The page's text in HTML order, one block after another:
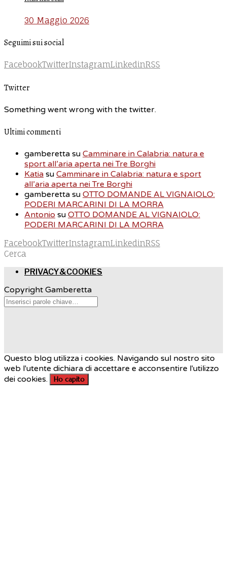
30 Maggio 2026
Seguimi sui social
FacebookTwitterInstagramLinkedinRSS
Twitter
Something went wrong with the twitter.
Ultimi commenti
gamberetta su Camminare in Calabria: natura e
sport all’aria aperta nei Tre Borghi
Katia su Camminare in Calabria: natura e sport
all’aria aperta nei Tre Borghi
gamberetta su OTTO DOMANDE AL VIGNAIOLO:
PODERI MARCARINI DI LA MORRA
Antonio su OTTO DOMANDE AL VIGNAIOLO:
PODERI MARCARINI DI LA MORRA
FacebookTwitterInstagramLinkedinRSS
Cerca
PRIVACY&COOKIES
Copyright Gamberetta
Questo blog utilizza i cookies. Navigando sul nostro sito
web l'utente dichiara di accettare e acconsentire l'utilizzo
dei cookies.
Ho capito